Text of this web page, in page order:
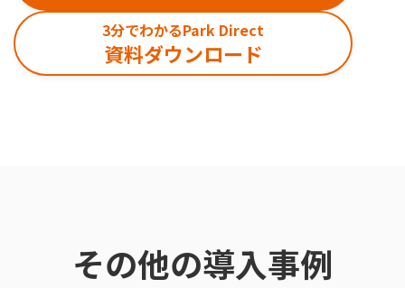
3分でわかるPark Direct
資料ダウンロード
その他の導入事例